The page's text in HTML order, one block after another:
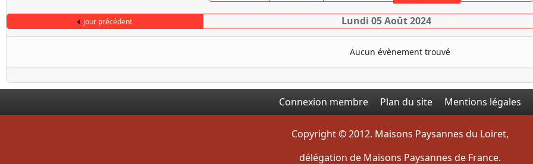
Jour précédent Lundi 05 Août 2024
Aucun évènement trouvé
Connexion membre Plan du site Mentions légales
Copyright © 2012. Maisons Paysannes du Loiret,
délégation de Maisons Paysannes de France.